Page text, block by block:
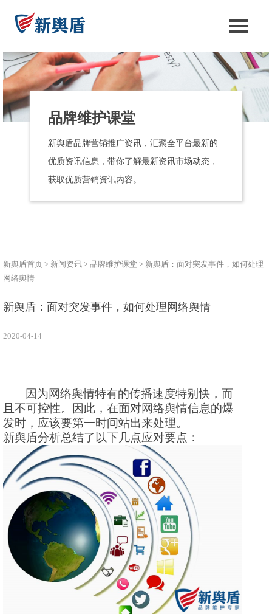
品牌维护课堂
新舆盾品牌营销推广资讯，汇聚全平台最新的
优质资讯信息，带你了解最新资讯市场动态，
获取优质营销资讯内容。
新舆盾首页 > 新闻资讯 > 品牌维护课堂 > 新舆盾：面对突发事件，如何处理
网络舆情
新舆盾：面对突发事件，如何处理网络舆情
2020-04-14
因为网络舆情特有的传播速度特别快，而
且不可控性。因此，在面对网络舆情信息的爆
发时，应该要第一时间站出来处理。
新舆盾分析总结了以下几点应对要点：